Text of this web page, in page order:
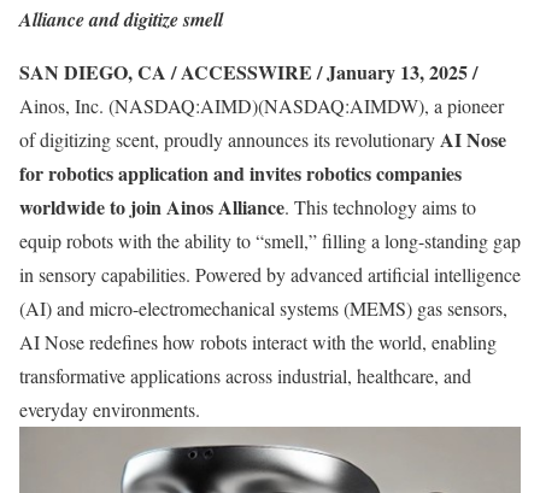
Alliance and digitize smell
SAN DIEGO, CA / ACCESSWIRE / January 13, 2025 /
Ainos, Inc. (NASDAQ:AIMD)(NASDAQ:AIMDW), a pioneer
of digitizing scent, proudly announces its revolutionaryAI Nose
for robotics application and invites robotics companies
worldwide to join Ainos Alliance. This technology aims to
equip robots with the ability to “smell,” filling a long-standing gap
in sensory capabilities. Powered by advanced artificial intelligence
(AI) and micro-electromechanical systems (MEMS) gas sensors,
AI Nose redefines how robots interact with the world, enabling
transformative applications across industrial, healthcare, and
everyday environments.